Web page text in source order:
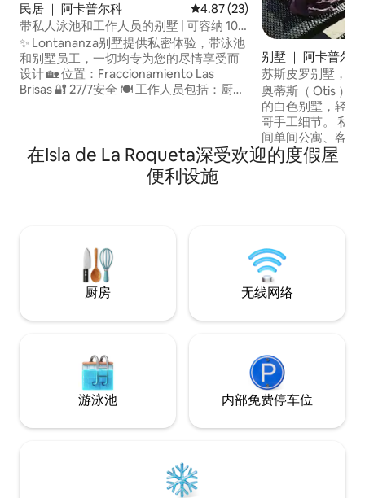
民居 ｜ 阿卡普尔科 平均评分 4.87 分（满分 5 分）
4.87 (23)
带私人泳池和工作人员的别墅 | 可容纳 10
位房客
✨ Lontananza别墅提供私密体验，带泳池
和别墅员工，一切均专为您的尽情享受而
设计 🏡 位置：Fraccionamiento Las
Brisas 🔐 27/7安全 🍽️ 工作人员包括：厨
游泳池 🛋️ 大露台，适合共度时光 🌅 部分
海湾景观 🎾 免费使用Club Deportivo Las
别墅 ｜ 阿卡普尔科
苏斯皮罗别墅，可
奥蒂斯（ Otis ）
的白色别墅，轻松
哥手工细节。 私
间单间公寓、客厅
洋全景。 强烈建
位。 俱乐部会所
在Isla de La Roqueta深受欢迎的度假屋
便利设施
厨房 无线网络
游泳池 内部免费停车位